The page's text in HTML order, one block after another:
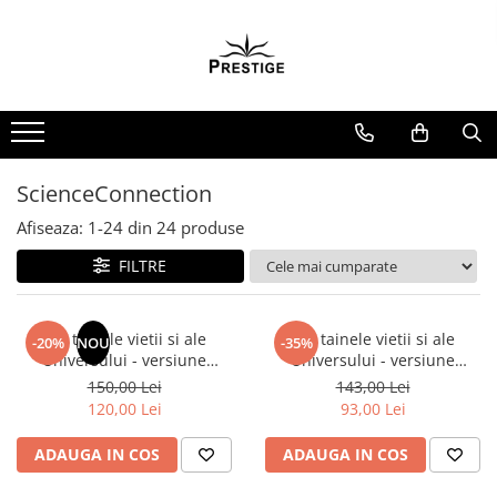
Noutati
Promotii
Spiritualitate - Ezoterism
AngelConnection
Arte Divinatorii
Chiromantie
Dezvoltare Spirituala
KidConnection
Minte Corp
New Illuminati Files
ScienceConnection
Afiseaza: 1-24 din 24 produse
FILTRE
-20% NOU
Din tainele vietii si ale
Universului - versiune
originala din 1939. Volumele I-
III. Cutie de colectie -Scarlat
Demetrescu
150,00 Lei
120,00 Lei
ADAUGA IN COS
-35%
Din tainele vietii si ale
Universului - versiune
originala din 1939. Volumele I-
III.
143,00 Lei
93,00 Lei
ADAUGA IN COS